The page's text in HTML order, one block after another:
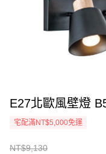
E27北歐風壁燈
宅配滿NT$5,000免運
NT$9,130